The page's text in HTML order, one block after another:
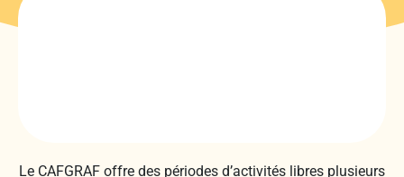
Le CAFGRAF offre des périodes d’activités libres plusieurs